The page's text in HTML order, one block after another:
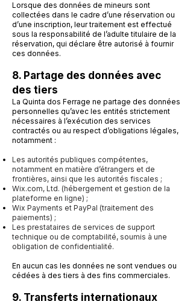
Lorsque des données de mineurs sont
collectées dans le cadre d’une réservation ou
d’une inscription, leur traitement est effectué
sous la responsabilité de l’adulte titulaire de la
réservation, qui déclare être autorisé à fournir
ces données.
8. Partage des données avec
des tiers
La Quinta dos Ferrage ne partage des données
personnelles qu’avec les entités strictement
nécessaires à l’exécution des services
contractés ou au respect d’obligations légales,
notamment :
Les autorités publiques compétentes,
notamment en matière d’étrangers et de
frontières, ainsi que les autorités fiscales ;
Wix.com, Ltd. (hébergement et gestion de la
plateforme en ligne) ;
Wix Payments et PayPal (traitement des
paiements) ;
Les prestataires de services de support
technique ou de comptabilité, soumis à une
obligation de confidentialité.
En aucun cas les données ne sont vendues ou
cédées à des tiers à des fins commerciales.
9. Transferts internationaux